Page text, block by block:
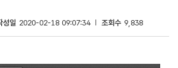
성일 2020-02-18 09:07:34 조회수 9,838